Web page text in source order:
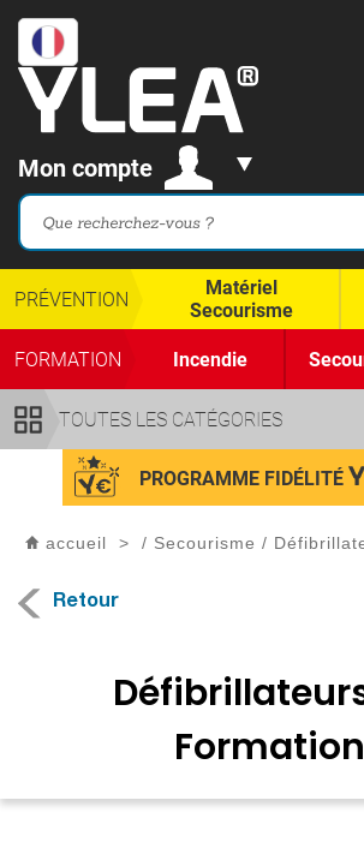
Mon compte
TOUTES LES CATÉGORIES
PRÉVENTION
Matériel
Secourisme
FORMATION Incendie
PROGRAMME FIDÉLITÉ
accueil > / Secourisme /
Retour
Formation